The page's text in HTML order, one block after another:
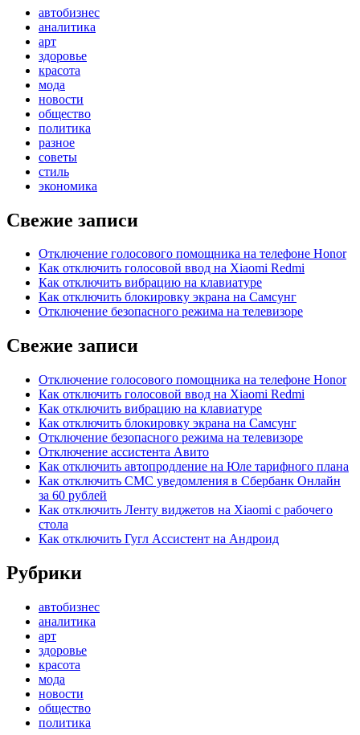
автобизнес
аналитика
арт
здоровье
красота
мода
новости
общество
политика
разное
советы
стиль
экономика
Свежие записи
Отключение голосового помощника на телефоне Honor
Как отключить голосовой ввод на Xiaomi Redmi
Как отключить вибрацию на клавиатуре
Как отключить блокировку экрана на Самсунг
Отключение безопасного режима на телевизоре
Свежие записи
Отключение голосового помощника на телефоне Honor
Как отключить голосовой ввод на Xiaomi Redmi
Как отключить вибрацию на клавиатуре
Как отключить блокировку экрана на Самсунг
Отключение безопасного режима на телевизоре
Отключение ассистента Авито
Как отключить автопродление на Юле тарифного плана
Как отключить СМС уведомления в Сбербанк Онлайн
за 60 рублей
Как отключить Ленту виджетов на Xiaomi с рабочего
стола
Как отключить Гугл Ассистент на Андроид
Рубрики
автобизнес
аналитика
арт
здоровье
красота
мода
новости
общество
политика